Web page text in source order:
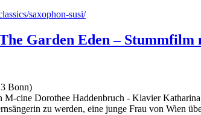
saxophon-susi/
Garden Eden – Stummfilm
Bonn)
cine Dorothee Haddenbruch - Klavier
zu werden, eine junge Frau von Wien